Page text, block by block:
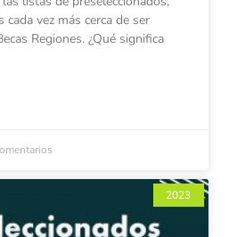
cada vez más cerca de ser
Regiones. ¿Qué significa
2023